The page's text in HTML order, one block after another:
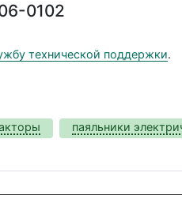
0102
технической поддержки.
паяльники